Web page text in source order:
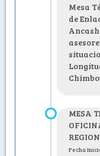
Mesa
de
MESA
Fecha